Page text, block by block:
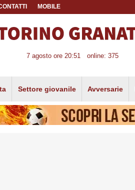
MOBILE
7 agosto ore 20:51 online: 375
Settore giovanile Avversarie